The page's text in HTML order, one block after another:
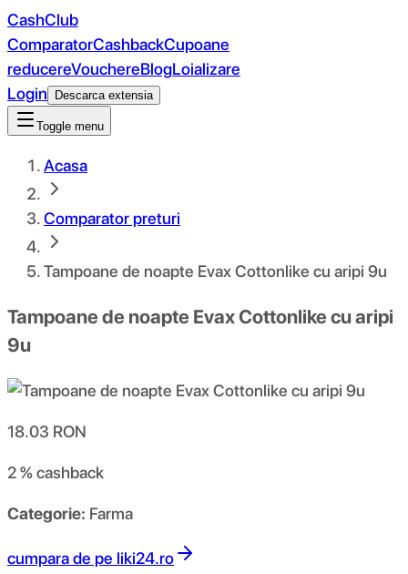
CashClub
ComparatorCashbackCupoane
reducereVouchereBlogLoializare
Login
Descarca extensia
Toggle menu
Acasa
Comparator preturi
Tampoane de noapte Evax Cottonlike cu aripi 9u
Tampoane de noapte Evax Cottonlike cu aripi
9u
18.03 RON
2 %cashback
Categorie: Farma
cumpara de pe liki24.ro